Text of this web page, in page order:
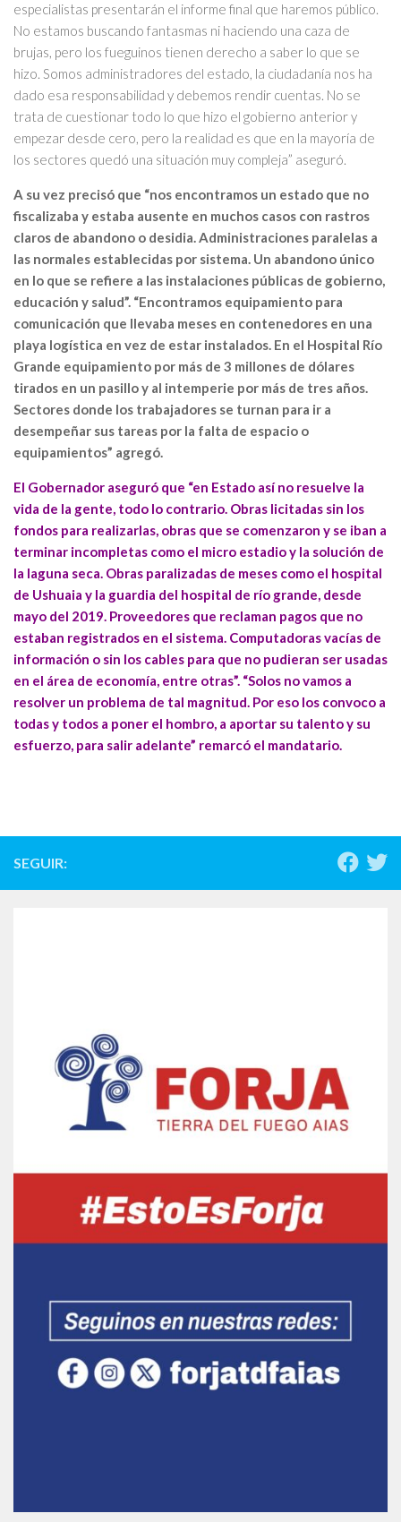
especialistas presentarán el informe final que haremos público.
No estamos buscando fantasmas ni haciendo una caza de
brujas, pero los fueguinos tienen derecho a saber lo que se
hizo. Somos administradores del estado, la ciudadanía nos ha
dado esa responsabilidad y debemos rendir cuentas. No se
trata de cuestionar todo lo que hizo el gobierno anterior y
empezar desde cero, pero la realidad es que en la mayoría de
los sectores quedó una situación muy compleja” aseguró.
A su vez precisó que “nos encontramos un estado que no
fiscalizaba y estaba ausente en muchos casos con rastros
claros de abandono o desidia. Administraciones paralelas a
las normales establecidas por sistema. Un abandono único
en lo que se refiere a las instalaciones públicas de gobierno,
educación y salud”. “Encontramos equipamiento para
comunicación que llevaba meses en contenedores en una
playa logística en vez de estar instalados. En el Hospital Río
Grande equipamiento por más de 3 millones de dólares
tirados en un pasillo y al intemperie por más de tres años.
Sectores donde los trabajadores se turnan para ir a
desempeñar sus tareas por la falta de espacio o
equipamientos” agregó.
El Gobernador aseguró que “en Estado así no resuelve la
vida de la gente, todo lo contrario. Obras licitadas sin los
fondos para realizarlas, obras que se comenzaron y se iban a
terminar incompletas como el micro estadio y la solución de
la laguna seca. Obras paralizadas de meses como el hospital
de Ushuaia y la guardia del hospital de río grande, desde
mayo del 2019. Proveedores que reclaman pagos que no
estaban registrados en el sistema. Computadoras vacías de
información o sin los cables para que no pudieran ser usadas
en el área de economía, entre otras”. “Solos no vamos a
resolver un problema de tal magnitud. Por eso los convoco a
todas y todos a poner el hombro, a aportar su talento y su
esfuerzo, para salir adelante” remarcó el mandatario.
SEGUIR: